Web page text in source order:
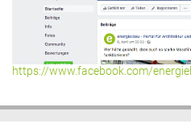
https://www.facebook.com/